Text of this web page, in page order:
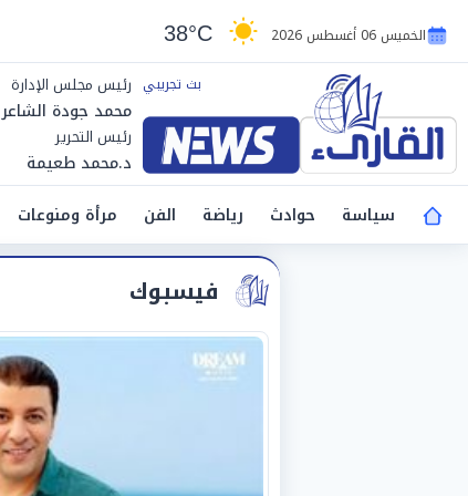
الخميس 06 أغسطس 2026 38°C
رئيس مجلس الإدارة
محمد جودة الشاعر
رئيس التحرير
د.محمد طعيمة
سياسة
حوادث رياضة الفن مرأة ومنوعات
فيسبوك